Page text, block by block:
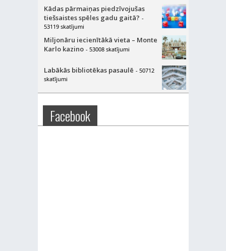
Kādas pārmaiņas piedzīvojušas
tiešsaistes spēles gadu gaitā? -
53119 skatījumi
Miljonāru iecienītākā vieta – Monte
Karlo kazino - 53008 skatījumi
Labākās bibliotēkas pasaulē - 50712
skatījumi
Facebook